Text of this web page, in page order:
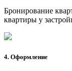
Бронирование
квартиры у
4. Оформление